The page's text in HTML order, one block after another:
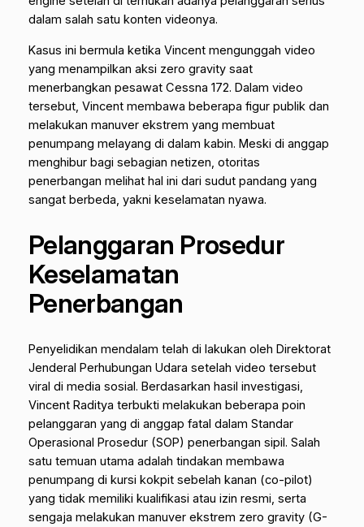
dalam salah satu konten videonya.
Kasus ini bermula ketika Vincent mengunggah video
yang menampilkan aksi zero gravitysaat
menerbangkan pesawat Cessna 172. Dalam video
tersebut, Vincent membawa beberapa figur publik dan
melakukan manuver ekstrem yang membuat
penumpang melayang di dalam kabin. Meski di anggap
menghibur bagi sebagian netizen, otoritas
penerbangan melihat hal ini dari sudut pandang yang
sangat berbeda, yakni keselamatan nyawa.
Pelanggaran Prosedur
Keselamatan
Penerbangan
Penyelidikan mendalam telah di lakukan oleh Direktorat
Jenderal Perhubungan Udara setelah video tersebut
viral di media sosial. Berdasarkan hasil investigasi,
Vincent Raditya terbukti melakukan beberapa poin
pelanggaran yang di anggap fatal dalam Standar
Operasional Prosedur (SOP) penerbangan sipil. Salah
satu temuan utama adalah tindakan membawa
penumpang di kursi kokpit sebelah kanan (co-pilot)
yang tidak memiliki kualifikasi atau izin resmi, serta
sengaja melakukan manuver ekstrem zero gravity(G-